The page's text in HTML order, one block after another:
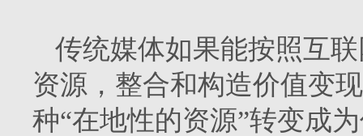
传统媒体如果能按照互
资源，整合和构造价值变
种“在地性的资源”转变成